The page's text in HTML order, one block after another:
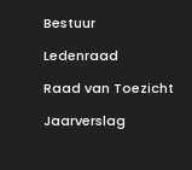
Bestuur
Ledenraad
Raad van Toezicht
Jaarverslag